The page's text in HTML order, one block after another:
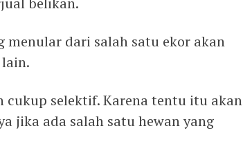
menular dari salah satu ekor akan
cukup selektif. Karena tentu itu akan
jika ada salah satu hewan yang